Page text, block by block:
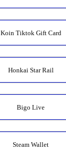
Koin Tiktok Gift Card
Honkai Star Rail
Bigo Live
Steam Wallet